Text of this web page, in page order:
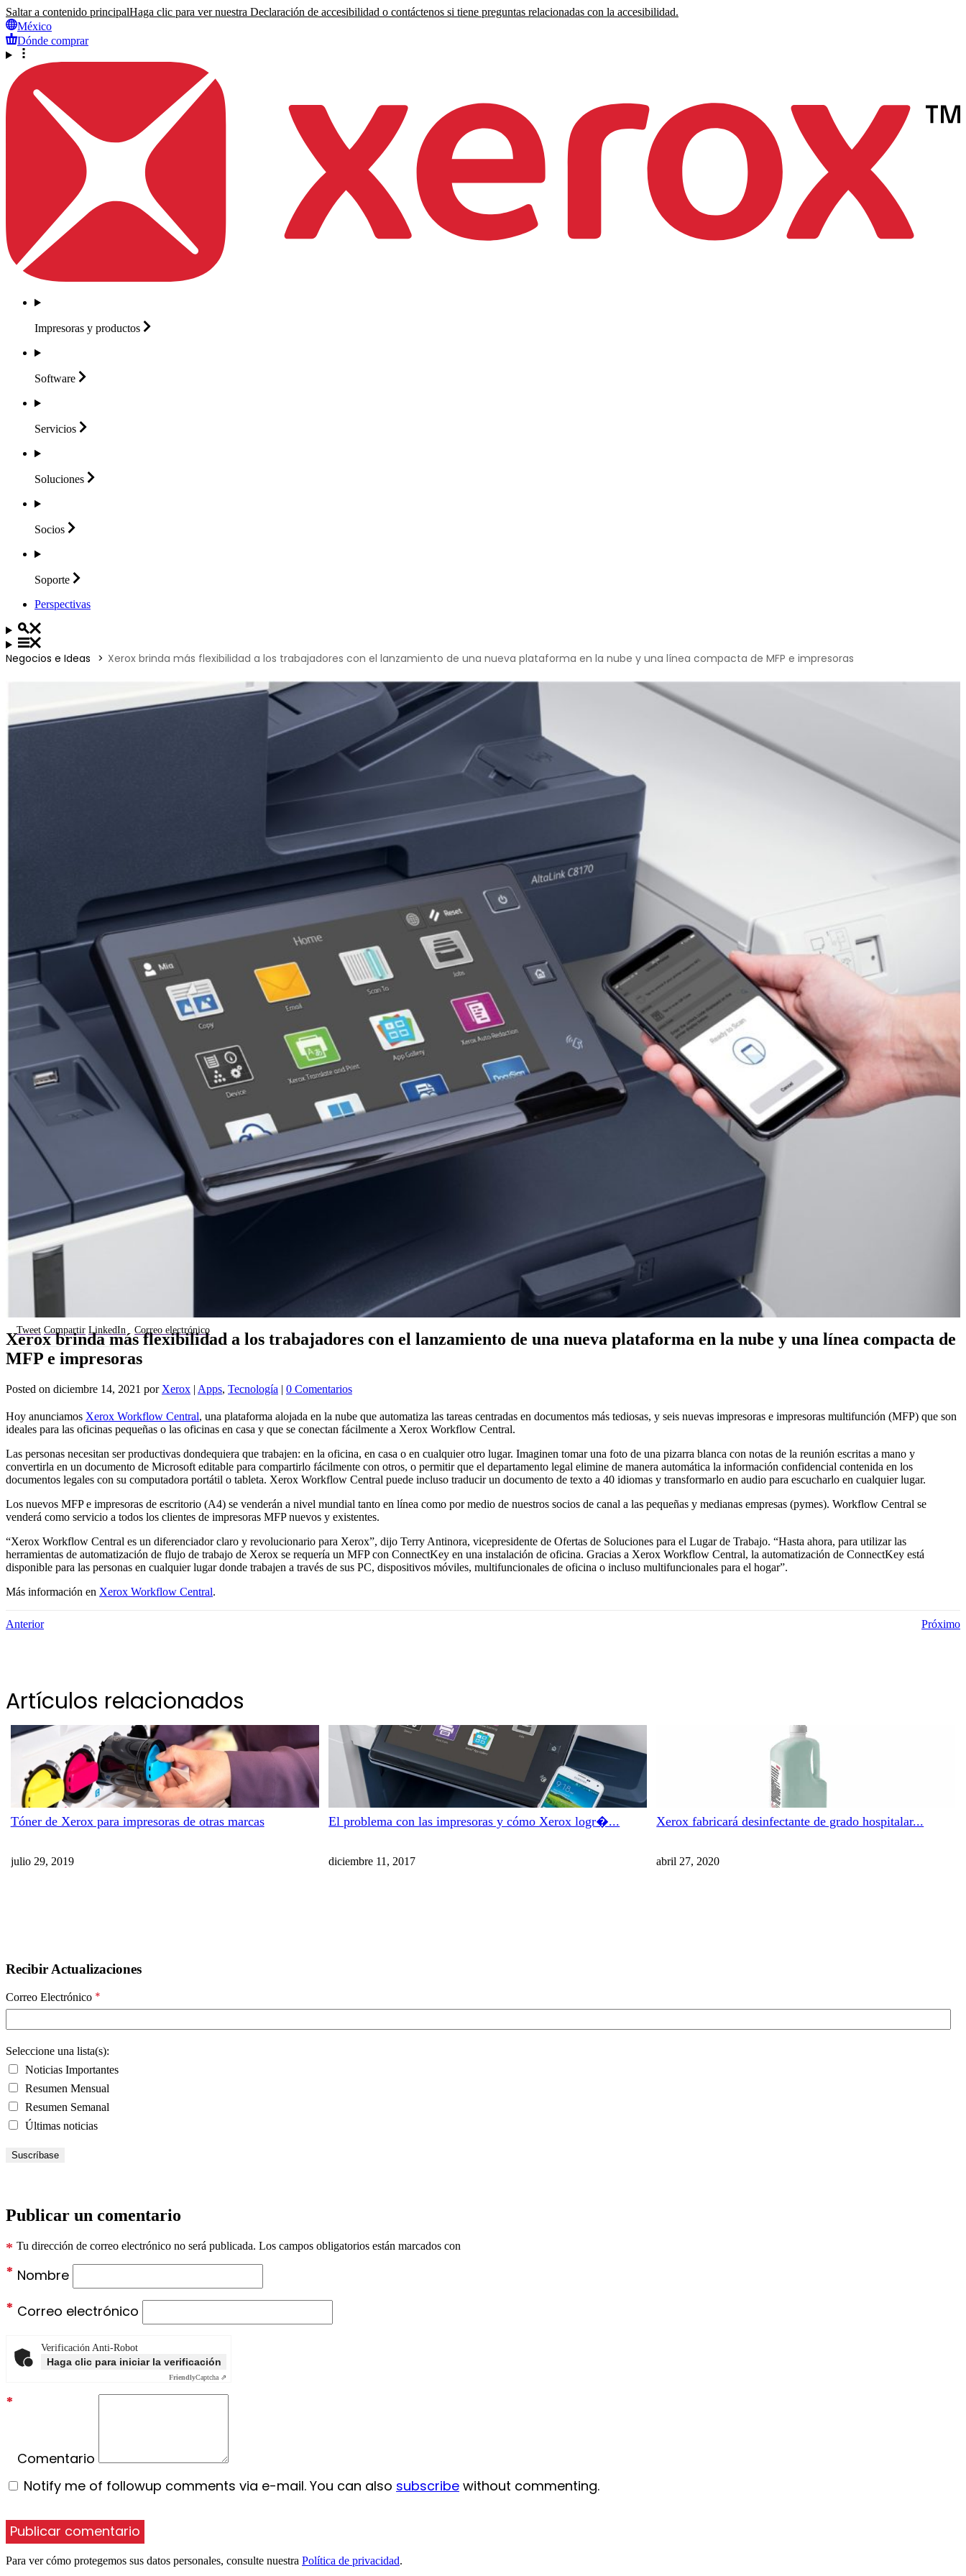
Saltar a contenido principalHaga clic para ver nuestra Declaración de accesibilidad o contáctenos si tiene preguntas relacionadas con la accesibilidad.
México
Dónde comprar
Impresoras y productos
Software
Servicios
Soluciones
Socios
Soporte
Perspectivas
Negocios e Ideas Xerox brinda más flexibilidad a los trabajadores con el lanzamiento de una nueva plataforma en la nube y una línea compacta de MFP e impresoras
Tweet Compartir LinkedIn Correo electrónico
Xerox brinda más flexibilidad a los trabajadores con el lanzamiento de una nueva plataforma en la nube y una línea compacta de
MFP e impresoras
Posted on diciembre 14, 2021 por Xerox | Apps, Tecnología | 0 Comentarios
Hoy anunciamos Xerox Workflow Central, una plataforma alojada en la nube que automatiza las tareas centradas en documentos más tediosas, y seis nuevas impresoras e impresoras multifunción (MFP) que son
ideales para las oficinas pequeñas o las oficinas en casa y que se conectan fácilmente a Xerox Workflow Central.
Las personas necesitan ser productivas dondequiera que trabajen: en la oficina, en casa o en cualquier otro lugar. Imaginen tomar una foto de una pizarra blanca con notas de la reunión escritas a mano y
convertirla en un documento de Microsoft editable para compartirlo fácilmente con otros, o permitir que el departamento legal elimine de manera automática la información confidencial contenida en los
documentos legales con su computadora portátil o tableta. Xerox Workflow Central puede incluso traducir un documento de texto a 40 idiomas y transformarlo en audio para escucharlo en cualquier lugar.
Los nuevos MFP e impresoras de escritorio (A4) se venderán a nivel mundial tanto en línea como por medio de nuestros socios de canal a las pequeñas y medianas empresas (pymes). Workflow Central se
venderá como servicio a todos los clientes de impresoras MFP nuevos y existentes.
“Xerox Workflow Central es un diferenciador claro y revolucionario para Xerox”, dijo Terry Antinora, vicepresidente de Ofertas de Soluciones para el Lugar de Trabajo. “Hasta ahora, para utilizar las
herramientas de automatización de flujo de trabajo de Xerox se requería un MFP con ConnectKey en una instalación de oficina. Gracias a Xerox Workflow Central, la automatización de ConnectKey está
disponible para las personas en cualquier lugar donde trabajen a través de sus PC, dispositivos móviles, multifuncionales de oficina o incluso multifuncionales para el hogar”.
Más información en Xerox Workflow Central.
Anterior Próximo
Artículos relacionados
Tóner de Xerox para impresoras de otras marcas
julio 29, 2019
El problema con las impresoras y cómo Xerox logr�...
diciembre 11, 2017
Xerox fabricará desinfectante de grado hospitalar...
abril 27, 2020
Recibir Actualizaciones
Correo Electrónico *
Seleccione una lista(s):
Noticias Importantes
Resumen Mensual
Resumen Semanal
Últimas noticias
Publicar un comentario
Tu dirección de correo electrónico no será publicada. Los campos obligatorios están marcados con
*
Nombre
*
Correo electrónico
*
Verificación Anti-Robot
Haga clic para iniciar la verificación
FriendlyCaptcha ⇗
Comentario
*
Notify me of followup comments via e-mail. You can also subscribe without commenting.
Para ver cómo protegemos sus datos personales, consulte nuestra Política de privacidad.